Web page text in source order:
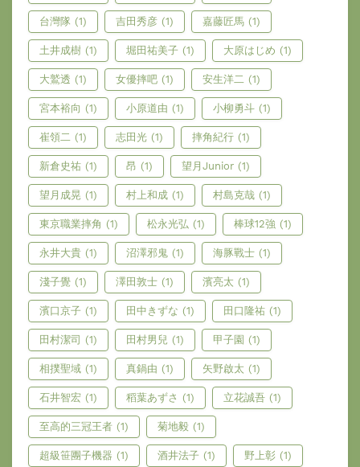
台灣隊 (1) 吉田秀彦 (1) 嘉藤匠馬 (1)
土井成樹 (1) 堀田祐美子 (1) 大原はじめ (1)
大鷲透 (1) 女優摔吧 (1) 安生洋二 (1)
宮本裕向 (1) 小原道由 (1) 小柳勇斗 (1)
崔領二 (1) 志田光 (1) 摔角紀行 (1)
新倉史祐 (1) 昂 (1) 望月Junior (1)
望月成晃 (1) 村上和成 (1) 村島克哉 (1)
東京職業摔角 (1) 松永光弘 (1) 棒球12強 (1)
永井大貴 (1) 沼澤邪鬼 (1) 海豚戰士 (1)
淺子覺 (1) 澤田敦士 (1) 濱亮太 (1)
濱口京子 (1) 田中きずな (1) 田口隆祐 (1)
田村潔司 (1) 田村男兒 (1) 甲子園 (1)
相撲聖域 (1) 真鍋由 (1) 矢野啟太 (1)
石井智宏 (1) 稻葉あずさ (1) 立花誠吾 (1)
至高的三冠王者 (1) 菊地毅 (1)
超級笹團子機器 (1) 酒井法子 (1) 野上彰 (1)